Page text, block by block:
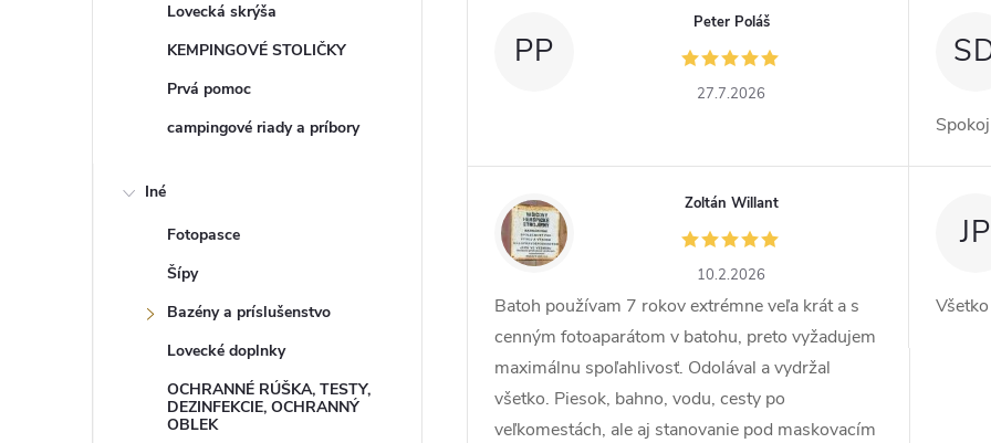
Lovecká skrýša
KEMPINGOVÉ STOLIČKY
Prvá pomoc
campingové riady a príbory
Iné
Fotopasce
Šípy
Bazény a príslušenstvo
Lovecké doplnky
OCHRANNÉ RÚŠKA, TESTY,
DEZINFEKCIE, OCHRANNÝ
OBLEK
PP
Peter Poláš
27.7.2026
ZW
Zoltán Willant
10.2.2026
Batoh používam 7 rokov extrémne veľa krát a s
cenným fotoaparátom v batohu, preto vyžadujem
maximálnu spoľahlivosť. Odolával a vydržal
všetko. Piesok, bahno, vodu, cesty po
veľkomestách, ale aj stanovanie pod maskovacím
JP